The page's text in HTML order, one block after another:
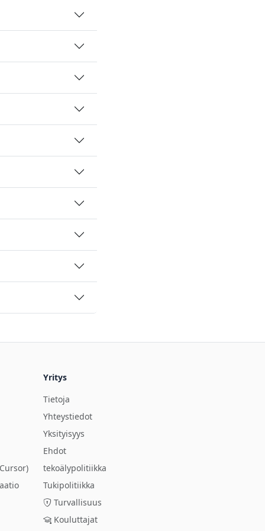
Yritys
Tietoja
Yhteystiedot
Yksityisyys
Ehdot
tekoälypolitiikka
Tukipolitiikka
Turvallisuus
Kouluttajat